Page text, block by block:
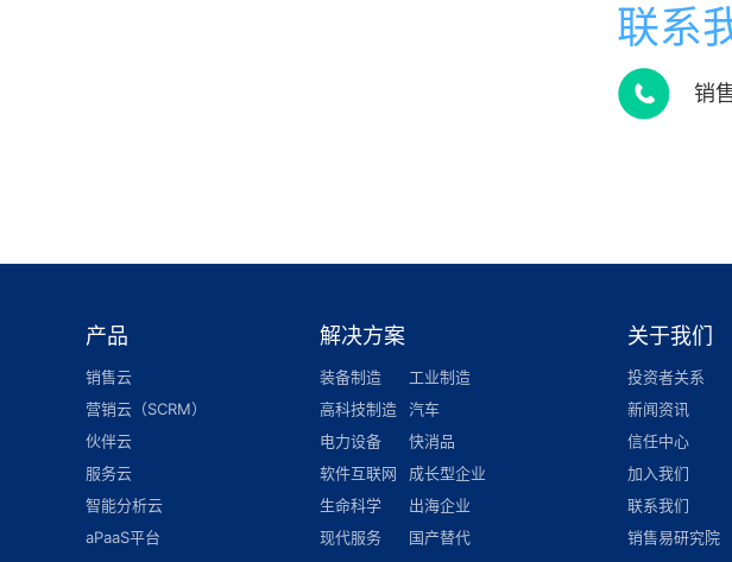
联系
销
产品
销售云
营销云（SCRM）
伙伴云
服务云
智能分析云
aPaaS平台
解决方案
装备制造
工业制造
高科技制造
汽车
电力设备
快消品
软件互联网
成长型企业
生命科学
出海企业
现代服务
国产替代
关于我们
投资者关系
新闻资讯
信任中心
加入我们
联系我们
销售易研究院